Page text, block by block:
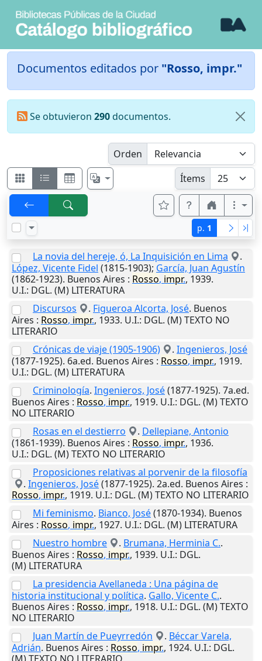
Documentos editados por "Rosso, impr."
Se obtuvieron 290documentos.
Orden
Ítems
p. 1
La novia del hereje, ó, La Inquisición en Lima
.
López, Vicente Fidel (1815-1903); García, Juan Agustín
(1862-1923). Buenos Aires : Rosso, impr., 1939.
U.I.: DGL. (M) LITERATURA
Discursos
. Figueroa Alcorta, José. Buenos
Aires : Rosso, impr., 1933. U.I.: DGL. (M) TEXTO NO
LITERARIO
Crónicas de viaje (1905-1906)
. Ingenieros, José
(1877-1925). 6a.ed. Buenos Aires : Rosso, impr., 1919.
U.I.: DGL. (M) LITERATURA
Criminología. Ingenieros, José(1877-1925). 7a.ed.
Buenos Aires : Rosso, impr., 1919. U.I.: DGL. (M) TEXTO
NO LITERARIO
Rosas en el destierro
. Dellepiane, Antonio
(1861-1939). Buenos Aires : Rosso, impr., 1936.
U.I.: DGL. (M) TEXTO NO LITERARIO
Proposiciones relativas al porvenir de la filosofía
. Ingenieros, José(1877-1925). 2a.ed. Buenos Aires :
Rosso, impr., 1919. U.I.: DGL. (M) TEXTO NO LITERARIO
Mi feminismo. Bianco, José(1870-1934). Buenos
Aires : Rosso, impr., 1927. U.I.: DGL. (M) LITERATURA
Nuestro hombre
. Brumana, Herminia C..
Buenos Aires : Rosso, impr., 1939. U.I.: DGL.
(M) LITERATURA
La presidencia Avellaneda : Una página de
historia institucional y política. Gallo, Vicente C..
Buenos Aires : Rosso, impr., 1918. U.I.: DGL. (M) TEXTO
NO LITERARIO
Juan Martín de Pueyrredón
. Béccar Varela,
Adrián. Buenos Aires : Rosso, impr., 1924. U.I.: DGL.